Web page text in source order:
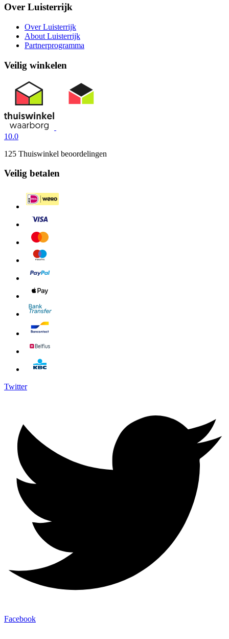
Over Luisterrijk
Over Luisterrijk
About Luisterrijk
Partnerprogramma
Veilig winkelen
10.0
125 Thuiswinkel beoordelingen
Veilig betalen
Twitter
Facebook